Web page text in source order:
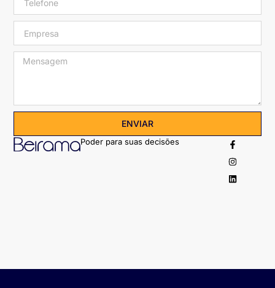
ENVIAR
Poder para suas decisões